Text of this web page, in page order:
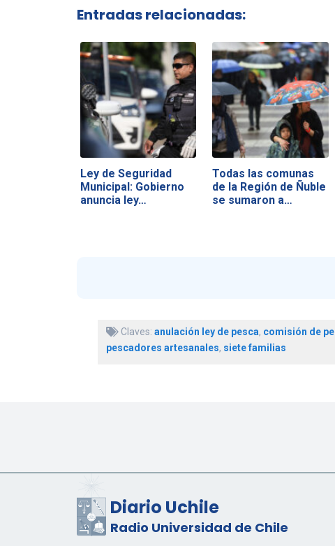
Entradas relacionadas:
Ley de Seguridad
Municipal: Gobierno
anuncia ley…
Todas las comunas
de la Región de Ñuble
se sumaron a…
Claves: anulación ley de pesca, comisión de
pescadores artesanales, siete familias
Diario Uchile
Radio Universidad de Chile